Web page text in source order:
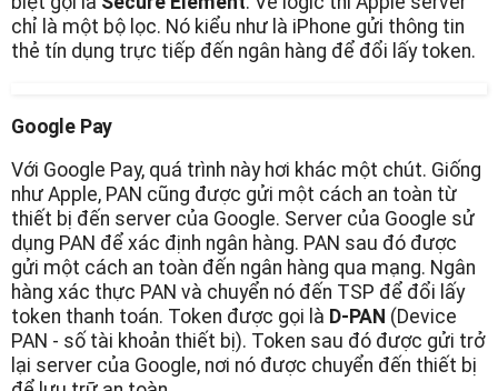
chỉ là một bộ lọc. Nó kiểu như là iPhone gửi thông tin
thẻ tín dụng trực tiếp đến ngân hàng để đổi lấy token.
Google Pay
Với Google Pay, quá trình này hơi khác một chút. Giống
như Apple, PAN cũng được gửi một cách an toàn từ
thiết bị đến server của Google. Server của Google sử
dụng PAN để xác định ngân hàng. PAN sau đó được
gửi một cách an toàn đến ngân hàng qua mạng. Ngân
hàng xác thực PAN và chuyển nó đến TSP để đổi lấy
token thanh toán. Token được gọi là D-PAN (Device
PAN - số tài khoản thiết bị). Token sau đó được gửi trở
lại server của Google, nơi nó được chuyển đến thiết bị